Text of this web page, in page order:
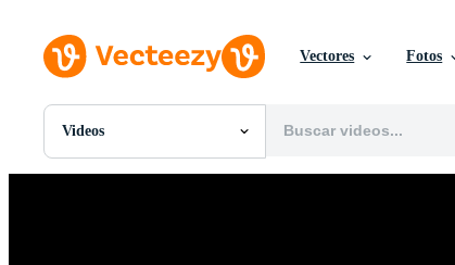
Vectores Fotos
Videos
Todas Imágenes